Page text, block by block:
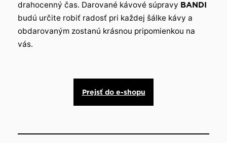
drahocenný čas. Darované kávové súpravy BANDI
budú určite robiť radosť pri každej šálke kávy a
obdarovaným zostanú krásnou pripomienkou na
vás.
Prejsť do e-shopu